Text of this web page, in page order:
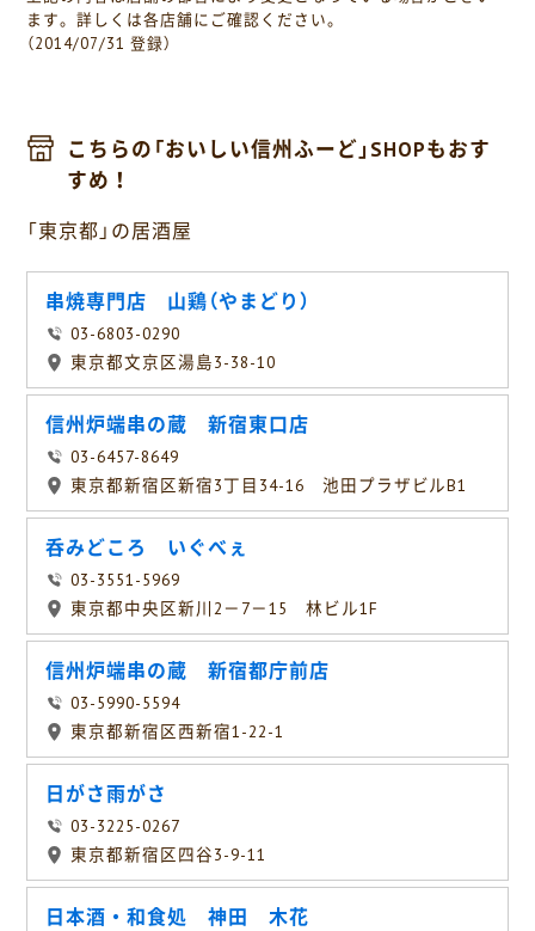
ます。詳しくは各店舗にご確認ください。
（2014/07/31 登録）
こちらの「おいしい信州ふーど」SHOPもおす
すめ！
「東京都」の居酒屋
串焼専門店 山鶏（やまどり）
03-6803-0290
東京都文京区湯島3-38-10
信州炉端串の蔵 新宿東口店
03-6457-8649
東京都新宿区新宿3丁目34-16 池田プラザビルB1
呑みどころ いぐべぇ
03-3551-5969
東京都中央区新川2－7－15 林ビル1F
信州炉端串の蔵 新宿都庁前店
03-5990-5594
東京都新宿区西新宿1-22-1
日がさ雨がさ
03-3225-0267
東京都新宿区四谷3-9-11
日本酒・和食処 神田 木花